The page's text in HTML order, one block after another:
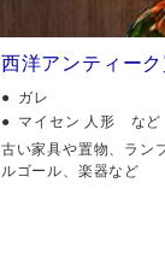
西洋アンティーク
ガレ
マイセン 人形 など
古い家具や置物、ラン
ルゴール、楽器など